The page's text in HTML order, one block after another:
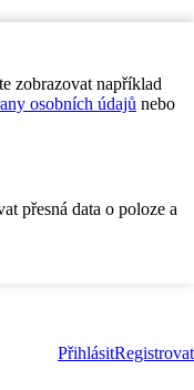
zobrazovat například
osobních údajů nebo
přesná data o poloze a
PřihlásitRegistrovat